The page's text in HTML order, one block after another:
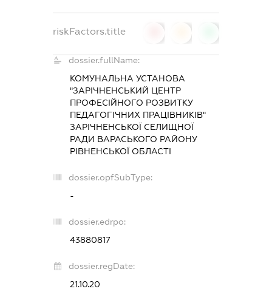
riskFactors.title
dossier.fullName:
КОМУНАЛЬНА УСТАНОВА
"ЗАРІЧНЕНСЬКИЙ ЦЕНТР
ПРОФЕСІЙНОГО РОЗВИТКУ
ПЕДАГОГІЧНИХ ПРАЦІВНИКІВ"
ЗАРІЧНЕНСЬКОЇ СЕЛИЩНОЇ
РАДИ ВАРАСЬКОГО РАЙОНУ
РІВНЕНСЬКОЇ ОБЛАСТІ
dossier.opfSubType:
-
dossier.edrpo:
43880817
dossier.regDate:
21.10.20